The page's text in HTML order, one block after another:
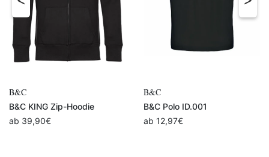
B&C
B&C KING Zip-Hoodie
ab 39,90€
B&C
B&C Polo ID.001
ab 12,97€